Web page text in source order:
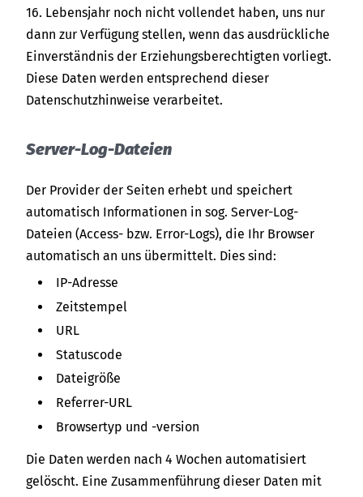
16. Lebensjahr noch nicht vollendet haben, uns nur
dann zur Verfügung stellen, wenn das ausdrückliche
Einverständnis der Erziehungsberechtigten vorliegt.
Diese Daten werden entsprechend dieser
Datenschutzhinweise verarbeitet.
Server-Log-Dateien
Der Provider der Seiten erhebt und speichert
automatisch Informationen in sog. Server-Log-
Dateien (Access- bzw. Error-Logs), die Ihr Browser
automatisch an uns übermittelt. Dies sind:
IP-Adresse
Zeitstempel
URL
Statuscode
Dateigröße
Referrer-URL
Browsertyp und -version
Die Daten werden nach 4 Wochen automatisiert
gelöscht. Eine Zusammenführung dieser Daten mit